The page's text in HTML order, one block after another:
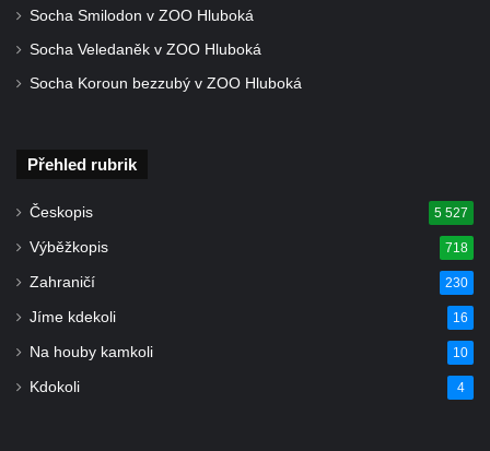
Socha Smilodon v ZOO Hluboká
Socha Veledaněk v ZOO Hluboká
Socha Koroun bezzubý v ZOO Hluboká
Přehled rubrik
Českopis 5 527
Výběžkopis 718
Zahraničí 230
Jíme kdekoli 16
Na houby kamkoli 10
Kdokoli 4